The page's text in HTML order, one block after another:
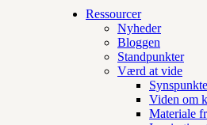
Ressourcer
Nyheder
Bloggen
Standpunkter
Værd at vide
Viden om
Materiale